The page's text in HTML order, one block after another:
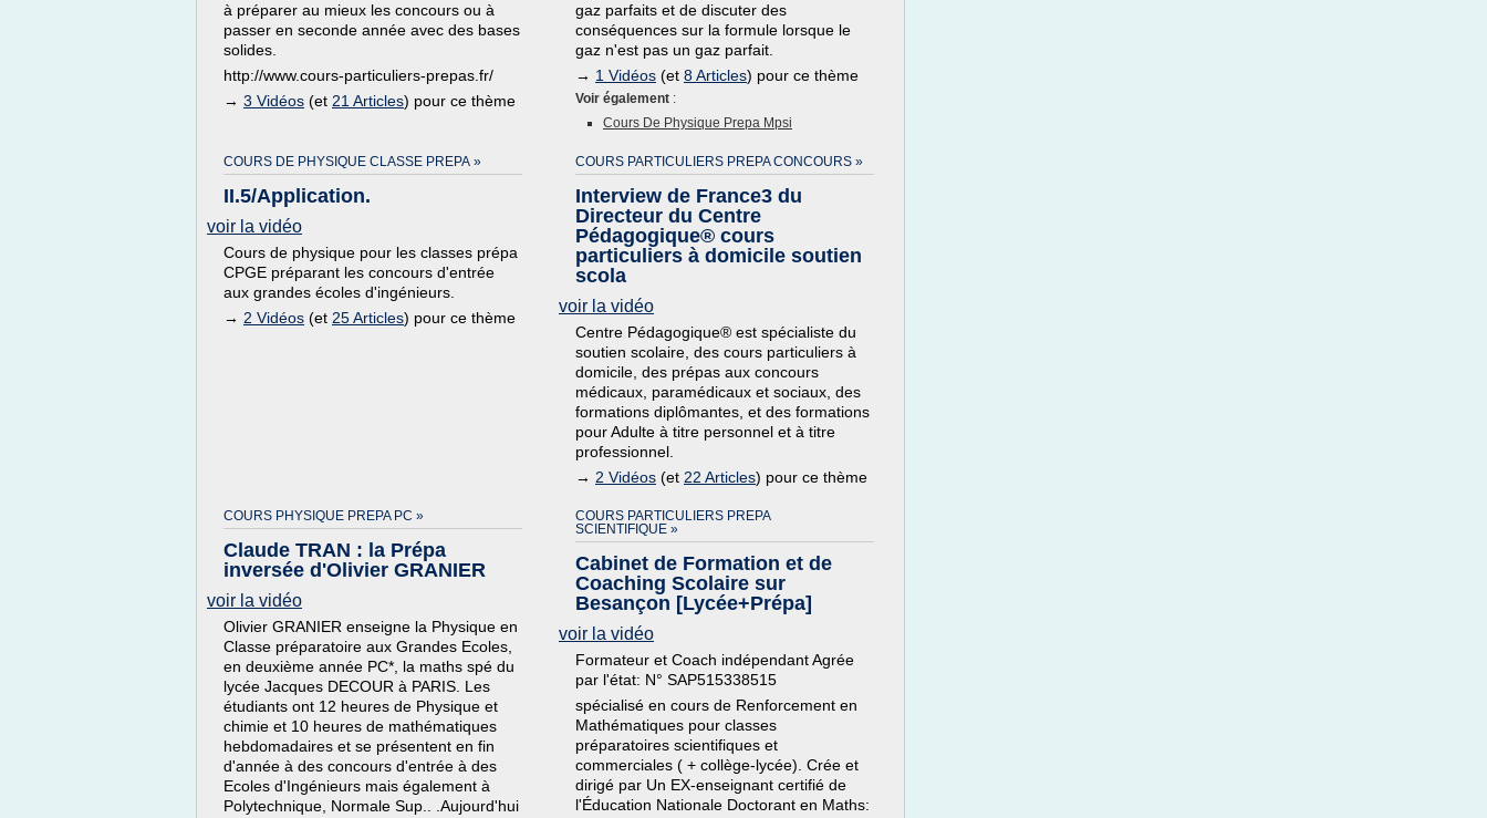
à préparer au mieux les concours ou à
passer en seconde année avec des bases
solides.
http://www.cours-particuliers-prepas.fr/
→ 3 Vidéos (et 21 Articles) pour ce thème
gaz parfaits et de discuter des
conséquences sur la formule lorsque le
gaz n'est pas un gaz parfait.
→ 1 Vidéos (et 8 Articles) pour ce thème
Voir également :
Cours De Physique Prepa Mpsi
COURS DE PHYSIQUE CLASSE PREPA »
II.5/Application.
voir la vidéo
Cours de physique pour les classes prépa
CPGE préparant les concours d'entrée
aux grandes écoles d'ingénieurs.
→ 2 Vidéos (et 25 Articles) pour ce thème
COURS PARTICULIERS PREPA CONCOURS »
Interview de France3 du
Directeur du Centre
Pédagogique® cours
particuliers à domicile soutien
scola
voir la vidéo
Centre Pédagogique® est spécialiste du
soutien scolaire, des cours particuliers à
domicile, des prépas aux concours
médicaux, paramédicaux et sociaux, des
formations diplômantes, et des formations
pour Adulte à titre personnel et à titre
professionnel.
→ 2 Vidéos (et 22 Articles) pour ce thème
COURS PHYSIQUE PREPA PC »
Claude TRAN : la Prépa
inversée d'Olivier GRANIER
voir la vidéo
Olivier GRANIER enseigne la Physique en
Classe préparatoire aux Grandes Ecoles,
en deuxième année PC*, la maths spé du
lycée Jacques DECOUR à PARIS. Les
étudiants ont 12 heures de Physique et
chimie et 10 heures de mathématiques
hebdomadaires et se présentent en fin
d'année à des concours d'entrée à des
Ecoles d'Ingénieurs mais également à
Polytechnique, Normale Sup.. .Aujourd'hui
COURS PARTICULIERS PREPA
SCIENTIFIQUE »
Cabinet de Formation et de
Coaching Scolaire sur
Besançon [Lycée+Prépa]
voir la vidéo
Formateur et Coach indépendant Agrée
par l'état: N° SAP515338515
spécialisé en cours de Renforcement en
Mathématiques pour classes
préparatoires scientifiques et
commerciales ( + collège-lycée). Crée et
dirigé par Un EX-enseignant certifié de
l'Éducation Nationale Doctorant en Maths: